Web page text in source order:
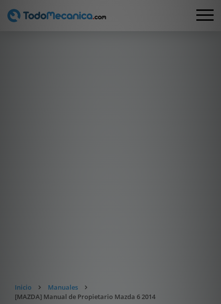
Inicio
Manuales
[MAZDA] Manual de Propietario Mazda 6 2014